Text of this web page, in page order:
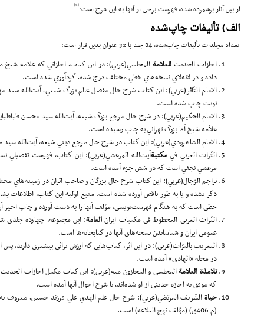
از بين آثار برشمرده شده، فهرست برخي از آنها به اين شرح است:[6]
الف) تأليفات چاپ‌شده
تعداد مجلدات تأليفات چاپ‌شده، 84 جلد با 32 عنوان بدين قرار است:
اجازات الحديثللعلامة
داده و در لابه‌لاي نسخه‌هاي خطي مختلف درج شده، گردآوري شده است.
الامام الثّائر(عربي): اين كتاب شرح حال مفصل عالم بزرگ شيعي، آيت‌الله
نوبت چاپ شده است.
الامام الحكيم‌(عربي): در شرح حال مرجع بزرگ شيعه، آيت‌الله سيد محسن
علاّمه شيخ آقا بزرگ تهراني به چاپ رسيده است.
الامام الشاهرودي(عربي)‌: اين كتاب در شرح حال مرجع ديني شيعه، آيت‌الله سيد محمود
التّراث العربي فيمكتبةآيت‌الله المرعشي(عربي): اين كتاب، فهرست تفصيلي
مرعشي نجفي است كه در شش جزء آمده است.
تراجم الرّجال(عربي): اين كتاب شرح حال بزرگان و صاحب اثران در زمينه‌هاي
ذكر نشده و يا به طور ناقص آورده شده است. منبع اوليه اين كتاب، اطلاعات
خطي است كه به هنگام فهرست‌نويسي، مؤلف آنها را به دست آورده و چاپ اخير آن در 4 جلد منتشر
التّراث العربي المخطوط في مكتبات ايرانالعامة: اين مجموعه، چهارده‌ جلدي
عمومي ايران و شناساندن نسخه‌هاي آنها در كتاب­خانه‌ها است.
التعريف بالترّاث(عربي): در اين اثر، كتاب‌هايي كه ارزش تراثي بيشتري دارند،
در مجله «الهادي» آمده است.
تلامذةالعلامةالمجلسي و المجازون منه(عربي): اين كتاب مكمل اجازات
كه موفق به اجازه حديثي از او شده‌اند، با شرح احوال آنها آمده است.
حياة
(م 406ق) (مؤلف نهج البلاغه) است.